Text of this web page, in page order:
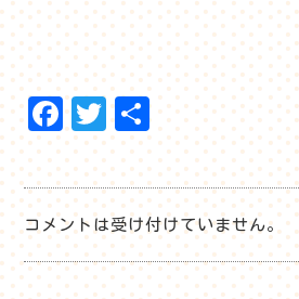
F
a
ce
b
o
o
T
w
itt
er
共
有
コメントは受け付けていません。